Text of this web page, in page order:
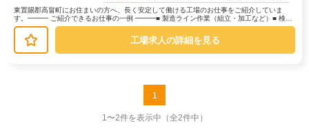
東置賜郡高畠町にお住まいの方へ、長く安定して働ける工場のお仕事をご紹介していま
す。━━━ ご紹介できるお仕事の一例 ━━━■ 製造ライン作業（組立・加工など）■ 検
査・検品（目視チェックなど）■...
工場求人の詳細を見る
1
1〜2件を表示中 （全2件中）